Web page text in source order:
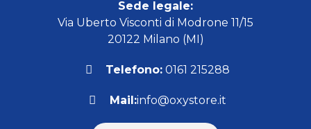
Sede legale:
Via Uberto Visconti di Modrone 11/15
20122 Milano (MI)
Telefono: 0161 215288
Mail:info@oxystore.it